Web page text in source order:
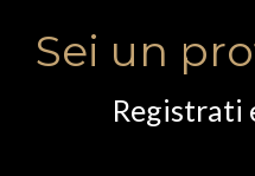
Sei un
Registrati